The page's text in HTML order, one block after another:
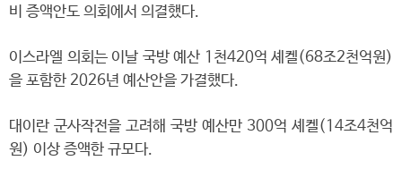
비 증액안도 의회에서 의결했다.
이스라엘 의회는 이날 국방 예산 1천420억 셰켈(68조2천억원)
을 포함한 2026년 예산안을 가결했다.
대이란 군사작전을 고려해 국방 예산만 300억 셰켈(14조4천억
원) 이상 증액한 규모다.